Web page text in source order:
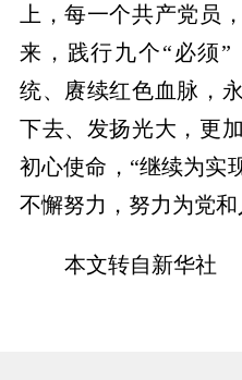
上，每一个共产党员
来，践行九个“必须
统、赓续红色血脉，
下去、发扬光大，更
初心使命，“继续为实
不懈努力，努力为党和
本文转自新华社